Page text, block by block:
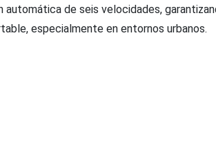
automática de seis velocidades,
especialmente en entornos urbanos.